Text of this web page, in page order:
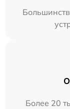
Более 20